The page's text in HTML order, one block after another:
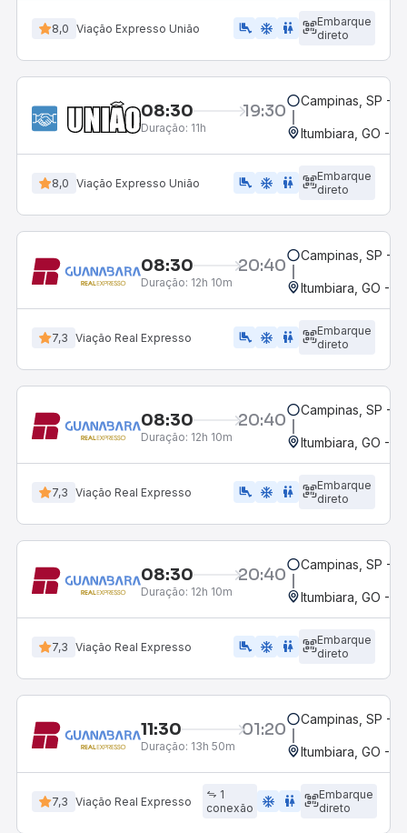
8,0 Viação Expresso União airline_seat_legroom_extra ac_unit WC
Embarque
direto
08:30 19:30
Duração: 11h
Campinas, SP -
Itumbiara, GO -
8,0 Viação Expresso União airline_seat_legroom_extra ac_unit wc
Embarque
direto
08:30 20:40
Duração: 12h 10m
Campinas, SP -
Itumbiara, GO -
7,3 Viação Real Expresso airline_seat_legroom_extra ac_unit WC
Embarque
direto
08:30 20:40
Duração: 12h 10m
Campinas, SP -
Itumbiara, GO -
7,3 Viação Real Expresso airline_seat_legroom_extra ac_unit wc
Embarque
direto
08:30 20:40
Duração: 12h 10m
Campinas, SP -
Itumbiara, GO -
7,3 Viação Real Expresso airline_seat_legroom_extra ac_unit wc
Embarque
direto
11:30 01:20
Duração: 13h 50m
Campinas, SP -
Itumbiara, GO -
7,3 Viação Real Expresso
1
conexão
ac_unit wc
Embarque
direto